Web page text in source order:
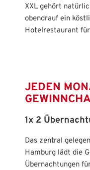
XXL gehört
obendrauf ein
Hotelrestaurant
JEDEN
1x 2
Das zentral
Hamburg lädt die
Übernachtungen